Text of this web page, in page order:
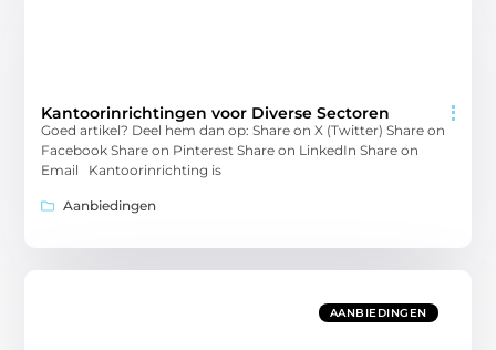
Kantoorinrichtingen voor Diverse Sectoren
Goed artikel? Deel hem dan op: Share on X (Twitter) Share on
Facebook Share on Pinterest Share on LinkedIn Share on
Email Kantoorinrichting is
Aanbiedingen
AANBIEDINGEN